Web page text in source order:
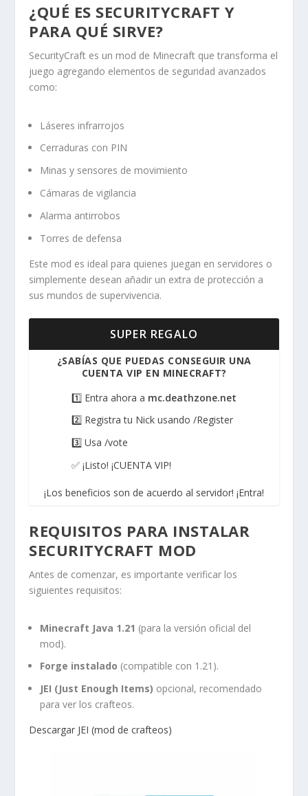
¿QUÉ ES SECURITYCRAFT Y
PARA QUÉ SIRVE?
SecurityCraft es un mod de Minecraft que transforma el
juego agregando elementos de seguridad avanzados
como:
Láseres infrarrojos
Cerraduras con PIN
Minas y sensores de movimiento
Cámaras de vigilancia
Alarma antirrobos
Torres de defensa
Este mod es ideal para quienes juegan en servidores o
simplemente desean añadir un extra de protección a
sus mundos de supervivencia.
SUPER REGALO
¿SABÍAS QUE PUEDAS CONSEGUIR UNA
CUENTA VIP EN MINECRAFT?
1️⃣ Entra ahora a mc.deathzone.net
2️⃣ Registra tu Nick usando /Register
3️⃣ Usa /vote
✅ ¡Listo! ¡CUENTA VIP!
¡Los beneficios son de acuerdo al servidor! ¡Entra!
REQUISITOS PARA INSTALAR
SECURITYCRAFT MOD
Antes de comenzar, es importante verificar los
siguientes requisitos:
Minecraft Java 1.21 (para la versión oficial del
mod).
Forge instalado (compatible con 1.21).
JEI (Just Enough Items) opcional, recomendado
para ver los crafteos.
Descargar JEI (mod de crafteos)